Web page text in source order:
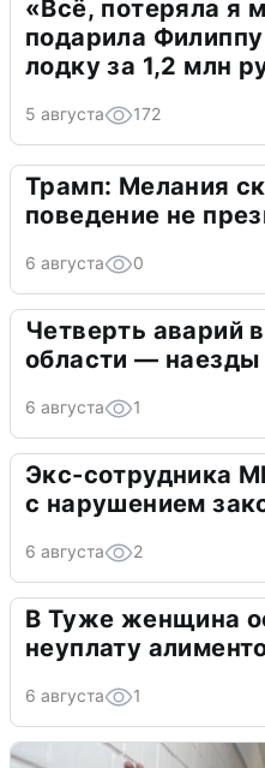
«Всё, потеряла я
подарила
лодку за 1,2 млн
5 августа 172
Трамп: Мелания
поведение не
6 августа 0
Четверть аварий
области — наезды
6 августа 1
Экс-сотрудника
с нарушением
6 августа 2
В Туже женщина
неуплату
6 августа 1